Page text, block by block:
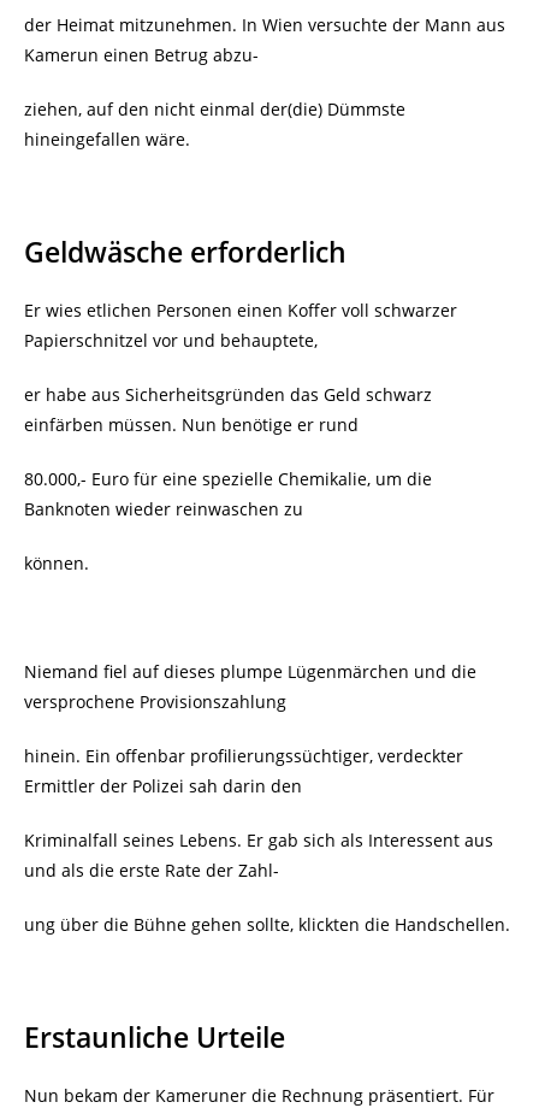
der Heimat mitzunehmen. In Wien versuchte der Mann aus
Kamerun einen Betrug abzu-
ziehen, auf den nicht einmal der(die) Dümmste
hineingefallen wäre.
Geldwäsche erforderlich
Er wies etlichen Personen einen Koffer voll schwarzer
Papierschnitzel vor und behauptete,
er habe aus Sicherheitsgründen das Geld schwarz
einfärben müssen. Nun benötige er rund
80.000,- Euro für eine spezielle Chemikalie, um die
Banknoten wieder reinwaschen zu
können.
Niemand fiel auf dieses plumpe Lügenmärchen und die
versprochene Provisionszahlung
hinein. Ein offenbar profilierungssüchtiger, verdeckter
Ermittler der Polizei sah darin den
Kriminalfall seines Lebens. Er gab sich als Interessent aus
und als die erste Rate der Zahl-
ung über die Bühne gehen sollte, klickten die Handschellen.
Erstaunliche Urteile
Nun bekam der Kameruner die Rechnung präsentiert. Für